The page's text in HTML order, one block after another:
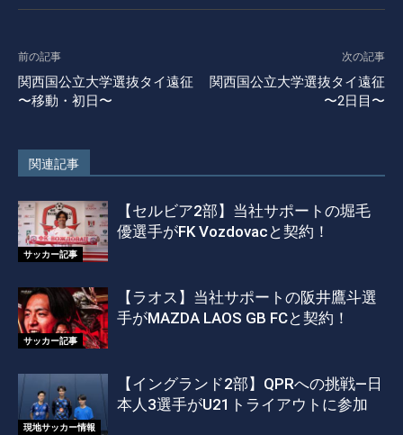
前の記事
関西国公立大学選抜タイ遠征
〜移動・初日〜
次の記事
関西国公立大学選抜タイ遠征
〜2日目〜
関連記事
サッカー記事
【セルビア2部】当社サポートの堀毛
優選手がFK Vozdovacと契約！
サッカー記事
【ラオス】当社サポートの阪井鷹斗選
手がMAZDA LAOS GB FCと契約！
現地サッカー情報
【イングランド2部】QPRへの挑戦―日
本人3選手がU21トライアウトに参加